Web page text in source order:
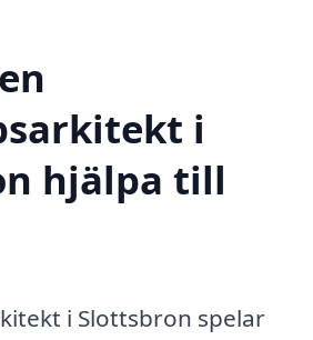
i
hjälpa till
i Slottsbron spelar